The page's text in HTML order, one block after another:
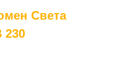
Света
230